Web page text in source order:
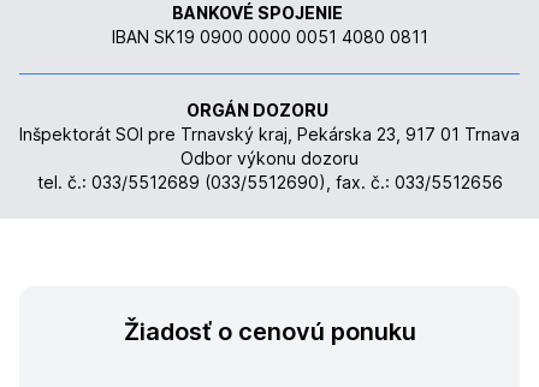
BANKOVÉ SPOJENIE
IBAN SK19 0900 0000 0051 4080 0811
ORGÁN DOZORU
Inšpektorát SOI pre Trnavský kraj, Pekárska 23, 917 01 Trnava
Odbor výkonu dozoru
tel. č.: 033/5512689 (033/5512690), fax. č.: 033/5512656
Žiadosť o cenovú ponuku